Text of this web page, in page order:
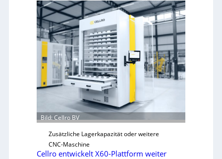
c
h
n
i
s
c
h
e
r
Ü
b
l
Bild: Cellro BV
Zusätzliche Lagerkapazität oder weitere
CNC-Maschine
Cellro entwickelt X60-Plattform weiter